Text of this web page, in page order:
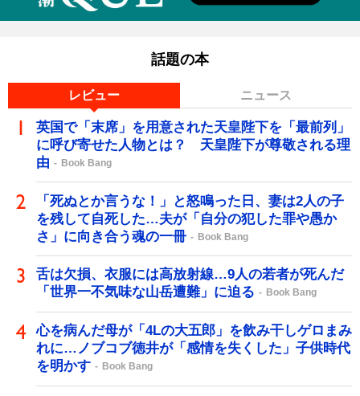
話題の本
レビュー ニュース
英国で「末席」を用意された天皇陛下を「最前列」
に呼び寄せた人物とは？ 天皇陛下が尊敬される理
由
Book Bang
「死ぬとか言うな！」と怒鳴った日、妻は2人の子
を残して自死した…夫が「自分の犯した罪や愚か
さ」に向き合う魂の一冊
Book Bang
舌は欠損、衣服には高放射線…9人の若者が死んだ
「世界一不気味な山岳遭難」に迫る
Book Bang
心を病んだ母が「4Lの大五郎」を飲み干しゲロまみ
れに…ノブコブ徳井が「感情を失くした」子供時代
を明かす
Book Bang